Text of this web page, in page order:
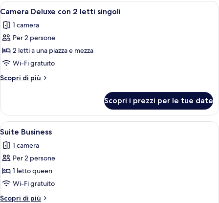
Apri
tutte
le
foto
per
Camera
Deluxe
con
letti
singoli
Camera Deluxe con 2 letti singoli |
3
Camera Deluxe con 2 letti singoli
1 camera
Per 2 persone
2 letti a una piazza e mezza
Wi-Fi gratuito
Scopri di più
Altri
Deluxe
con
2
singoli
Scopri i prezzi per le tue date
Apri
tutte
le
foto
per
Suite
Business
Suite Business | Minibar, una
4
Suite Business
1 camera
Per 2 persone
1 letto queen
Wi-Fi gratuito
Scopri di più
Altri